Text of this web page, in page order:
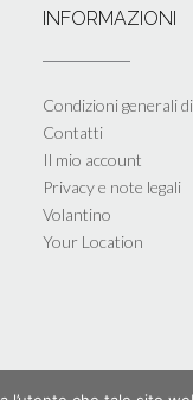
INFORMAZIONI
Condizioni generali
Contatti
Il mio account
Privacy e note legali
Volantino
Your Location